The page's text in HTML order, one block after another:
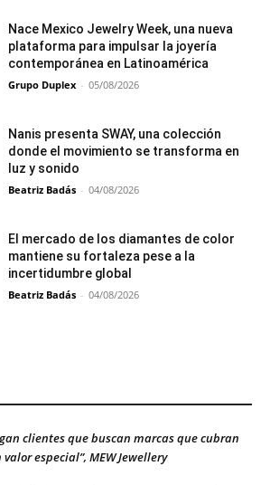
Nace Mexico Jewelry Week, una nueva
plataforma para impulsar la joyería
contemporánea en Latinoamérica
Grupo Duplex - 05/08/2026
Nanis presenta SWAY, una colección
donde el movimiento se transforma en
luz y sonido
Beatriz Badás - 04/08/2026
El mercado de los diamantes de color
mantiene su fortaleza pese a la
incertidumbre global
Beatriz Badás - 04/08/2026
clientes que buscan marcas que cubran
especial”, MEW Jewellery